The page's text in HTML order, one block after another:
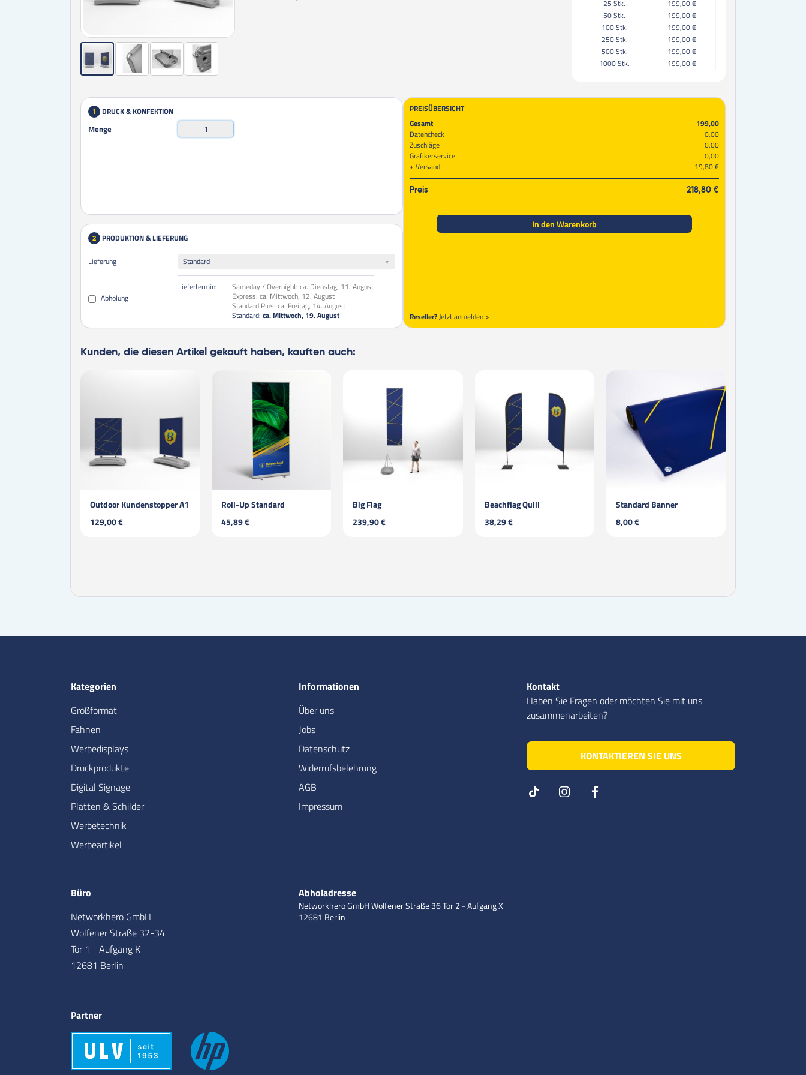
25 Stk.
199,00 €
50Stk.
199,00 €
100Stk.
199,00 €
250Stk.
199,00 €
500Stk.
199,00 €
1000Stk. 199,00 €
1 DRUCK & KONFEKTION
Menge
2 PRODUKTION & LIEFERUNG
Lieferung Standard
Abholung
Liefertermin: Sameday / Overnight: ca. Dienstag, 11. August
Express: ca. Mittwoch, 12. August
Standard Plus: ca. Freitag, 14. August
Standard: ca. Mittwoch, 19. August
PREISÜBERSICHT
Gesamt
199,00
Datencheck
0,00
Zuschläge
0,00
Grafikerservice
0,00
Versand
19,80 €
Preis 218,80 €
In den Warenkorb
Reseller? Jetzt anmelden >
Kunden, die diesen Artikel gekauft haben, kauften auch:
Outdoor Kundenstopper A1
129,00 €
Roll-Up Standard
45,89 €
Big Flag
239,90 €
Beachflag Quill
38,29 €
Standard Banner
8,00 €
Kontakt
Haben Sie Fragen oder möchten Sie mit uns
zusammenarbeiten?
KONTAKTIEREN SIE UNS
Kategorien
Großformat
Fahnen
Werbedisplays
Druckprodukte
Digital Signage
Platten & Schilder
Werbetechnik
Werbeartikel
Informationen
Über uns
Jobs
Datenschutz
Widerrufsbelehrung
AGB
Impressum
Büro
Networkhero GmbH
Wolfener Straße 32-34
Tor 1 - Aufgang K
12681 Berlin
Abholadresse
Networkhero GmbHWolfener Straße 36Tor 2 - Aufgang X
12681 Berlin
Partner